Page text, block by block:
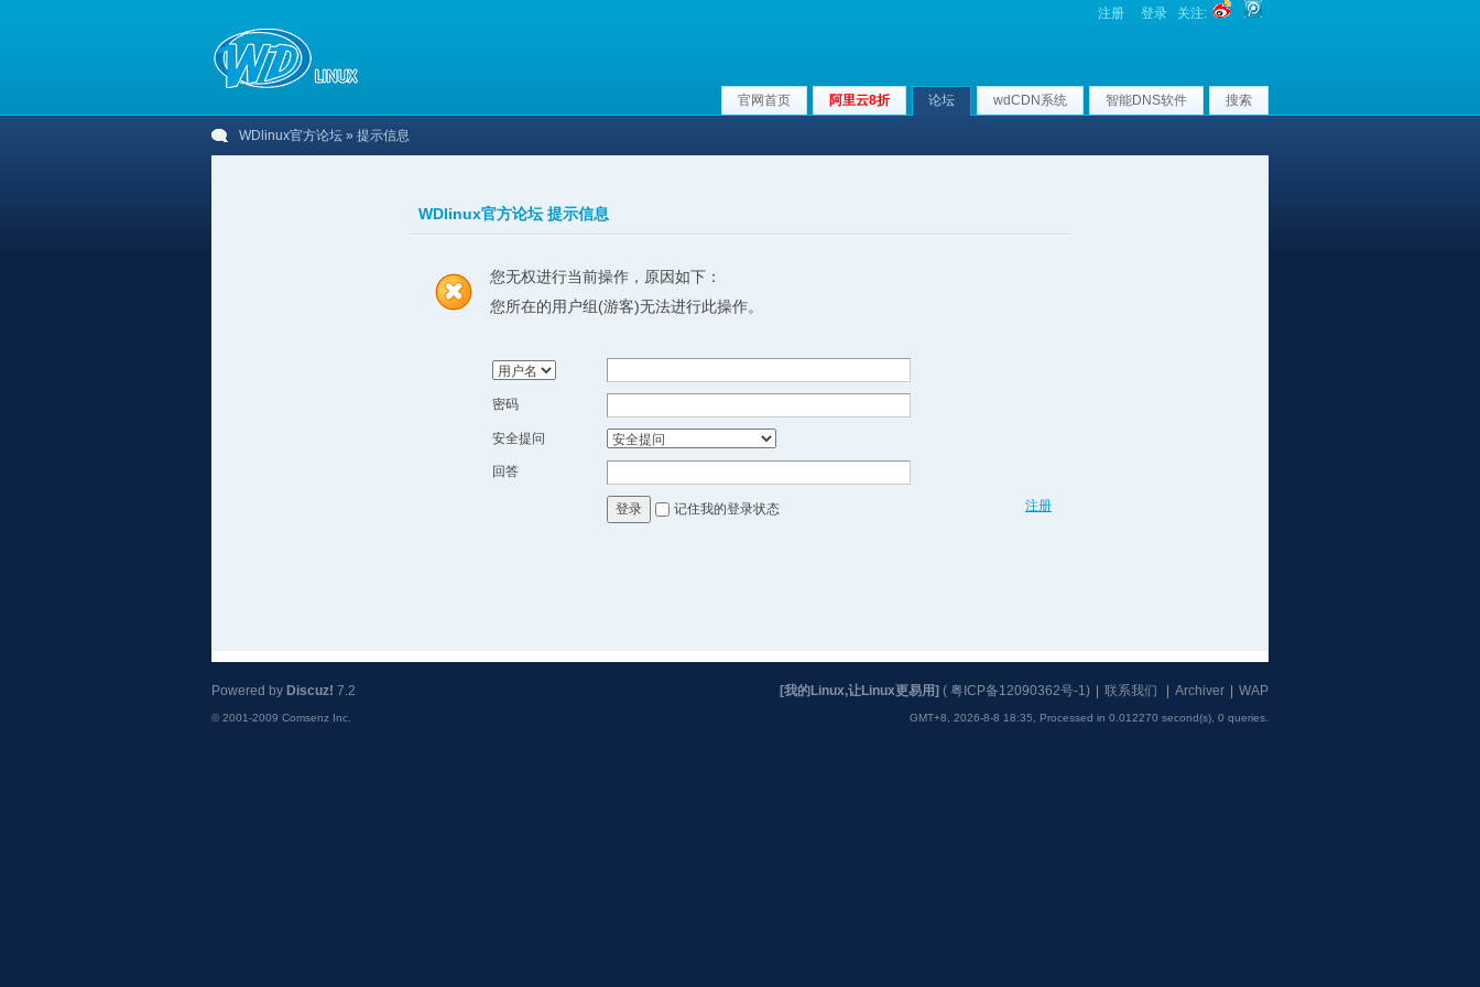
注册 登录 关注:
官网首页 阿里云8折 论坛 wdCDN系统 智能DNS软件 搜索
WDlinux官方论坛 » 提示信息
WDlinux官方论坛 提示信息
您无权进行当前操作，原因如下：
您所在的用户组(游客)无法进行此操作。
密码
安全提问
回答
注册
登录 记住我的登录状态
[我的Linux,让Linux更易用] ( 粤ICP备12090362号-1) 联系我们 Archiver WAP
GMT+8, 2026-8-8 18:35, Processed in 0.012270 second(s), 0 queries
Powered by Discuz! 7.2
© 2001-2009 Comsenz Inc.